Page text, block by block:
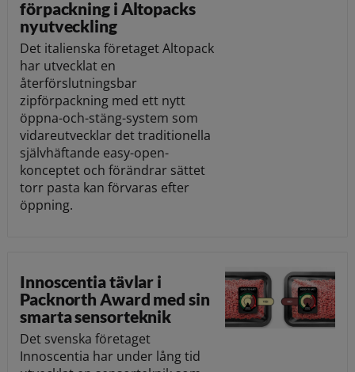
förpackning i Altopacks
nyutveckling
Det italienska företaget Altopack
har utvecklat en
återförslutningsbar
zipförpackning med ett nytt
öppna-och-stäng-system som
vidareutvecklar det traditionella
självhäftande easy-open-
konceptet och förändrar sättet
torr pasta kan förvaras efter
öppning.
Innoscentia tävlar i
Packnorth Award med sin
smarta sensorteknik
Det svenska företaget
Innoscentia har under lång tid